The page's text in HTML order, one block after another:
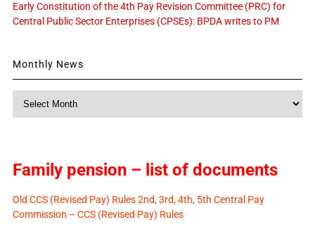
Early Constitution of the 4th Pay Revision Committee (PRC) for
Central Public Sector Enterprises (CPSEs): BPDA writes to PM
Monthly News
Monthly
Family pension – list of documents
Old CCS (Revised Pay) Rules 2nd, 3rd, 4th, 5th Central Pay
Commission – CCS (Revised Pay) Rules